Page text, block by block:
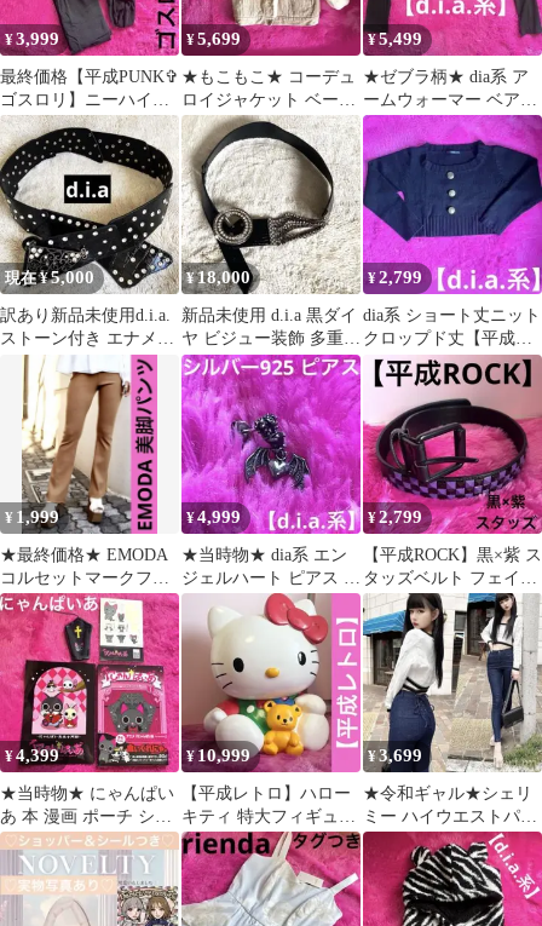
¥3,999
最終価格【平成PUNK✞
ゴスロリ】ニーハイソ
ックス 5点セット ボー
ダー レース
¥5,699
★もこもこ★ コーデュ
ロイジャケット ベージ
ュ ファー ボア 【平成
ギャル】M
¥5,499
★ゼブラ柄★ dia系 ア
ームウォーマー ベアト
ップ【平成ギャル】新
品タグつき
現在 ¥5,000
訳あり新品未使用d.i.a.
ストーン付き エナメル
黒 レザー太ベルト
¥18,000
新品未使用 d.i.a 黒ダイ
ヤ ビジュー装飾 多重チ
ェーン付きベルト シル
バー
¥2,799
dia系 ショート丈ニット
クロップド丈【平成ギ
ャル】黒 ボタン
¥ 1,999
★最終価格★ EMODA
コルセットマークフィ
ットフレアパンツ
S【平成ギャル】
¥4,999
★当時物★ dia系 エン
ジェルハート ピアス シ
ルバー925【平成ギャ
ル】
¥2,799
【平成ROCK】黒×紫 ス
タッズベルト フェイク
レザーベルト パンクロ
ック
¥4,399
★当時物★ にゃんぱい
あ 本 漫画 ポーチ シー
ル【平成レトロ】にゃ
てんし
¥10,999
【平成レトロ】ハロー
キティ 特大フィギュア
貯金箱 訳あり 当時物
激レア
¥3,699
★令和ギャル★シェリ
ミー ハイウエストパン
ツ デニム M【公式完売
品】伊藤桃々